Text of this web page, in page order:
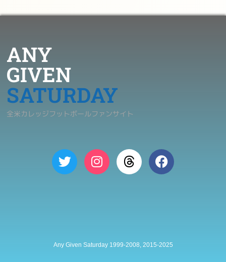
ANY
GIVEN
SATURDAY
全米カレッジフットボールファンサイト
Any Given Saturday 1999-2008, 2015-2025